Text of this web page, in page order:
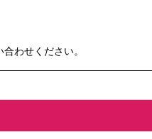
わせください。